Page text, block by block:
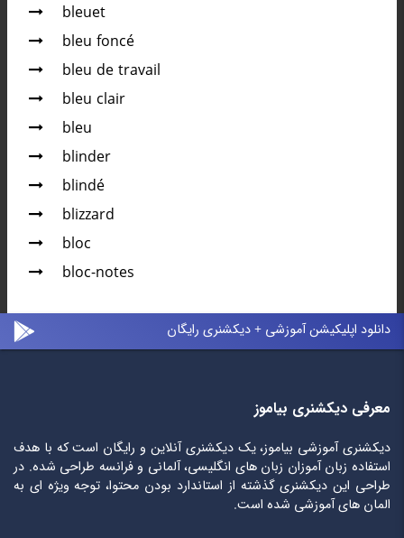
bleuet
bleu foncé
bleu de travail
bleu clair
bleu
blinder
blindé
blizzard
bloc
bloc-notes
دانلود اپلیکیشن آموزشی + دیکشنری رایگان
معرفی دیکشنری بیاموز
دیکشنری آموزشی بیاموز، یک دیکشنری آنلاین و رایگان است که با هدف
استفاده زبان آموزان زبان های انگلیسی، آلمانی و فرانسه طراحی شده. در
طراحی این دیکشنری گذشته از استاندارد بودن محتوا، توجه ویژه ای به
المان های آموزشی شده است.